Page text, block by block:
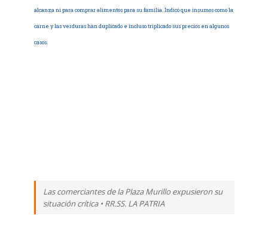
alcanza ni para comprar alimentos para su familia. Indicó que insumos como la
carne y las verduras han duplicado e incluso triplicado sus precios en algunos
casos.
Las comerciantes de la Plaza Murillo expusieron su
situación crítica • RR.SS. LA PATRIA